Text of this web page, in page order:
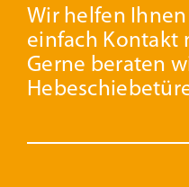
Wir helfen
einfach Kontakt
Gerne beraten